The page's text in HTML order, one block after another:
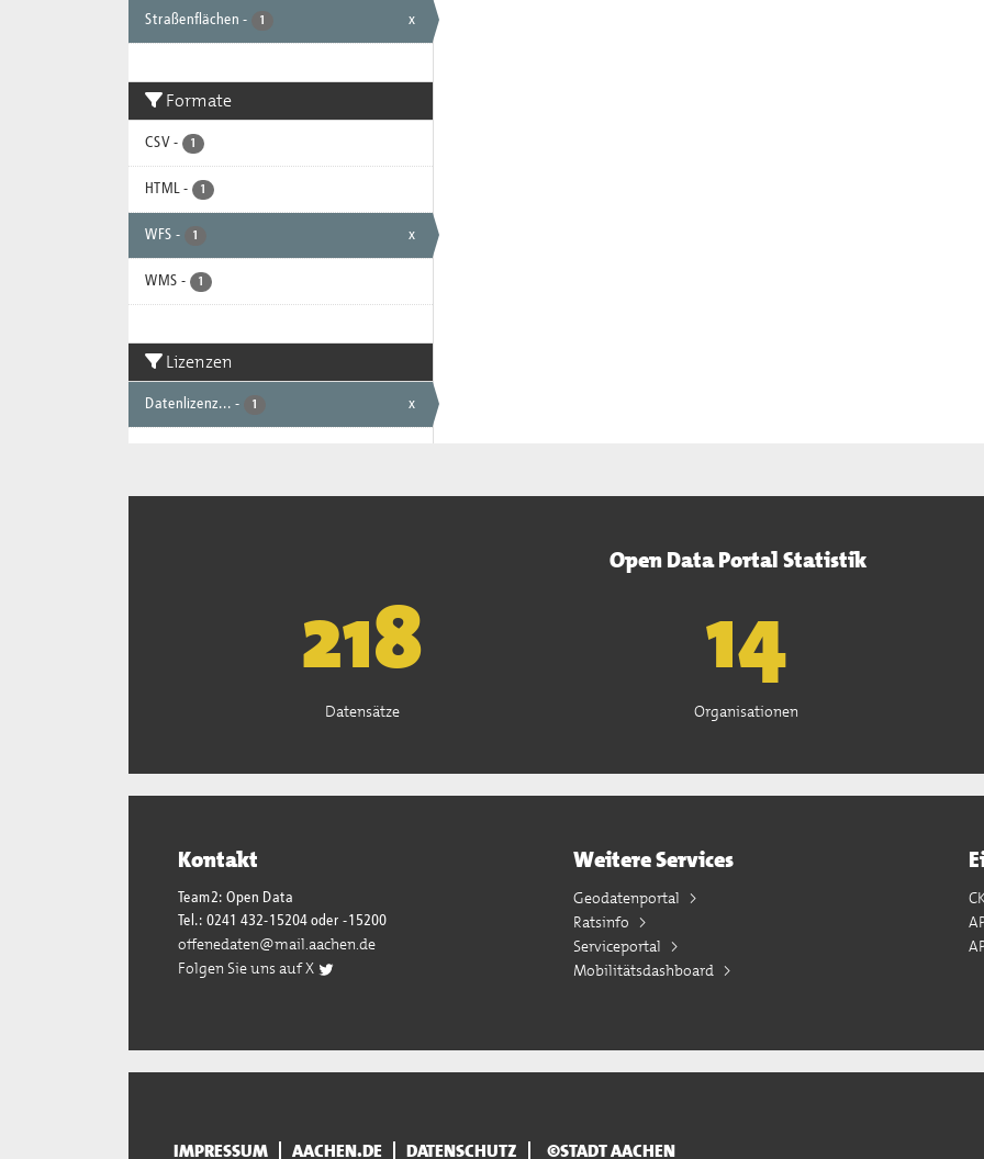
Straßenflächen - 1 x
Formate
CSV - 1
HTML - 1
WFS - 1 x
WMS - 1
Lizenzen
Datenlizenz... - 1 x
Open Data Portal Statistik
221
Datensätze
15
Organisationen
Kontakt
Team2: Open Data
Tel.: 0241 432-15204 oder -15200
offenedaten@mail.aachen.de
Folgen Sie uns auf X
Weitere Services
Geodatenportal
Ratsinfo
Serviceportal
Mobilitätsdashboard
IMPRESSUM AACHEN.DE DATENSCHUTZ ©STADT AACHEN